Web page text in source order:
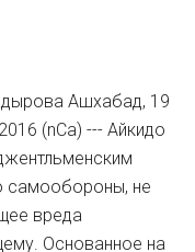
Ашхабад, 19
(nCa) --- Айкидо
самообороны, не
вреда
Основанное на